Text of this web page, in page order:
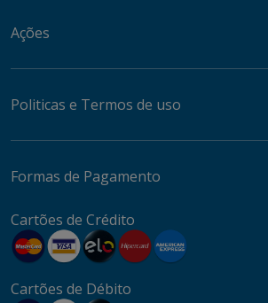
Ações
Politicas e Termos de uso
Formas de Pagamento
Cartões de Crédito
Cartões de Débito